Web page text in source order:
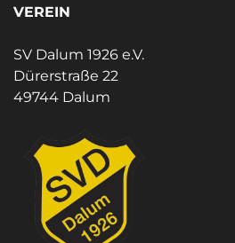
VEREIN
SV Dalum 1926 e.V.
Dürerstraße 22
49744 Dalum